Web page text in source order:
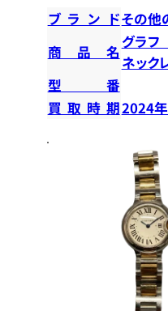
ブランドその他
商品名
グラ
ネック
型番
買取時期2024